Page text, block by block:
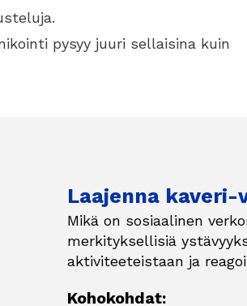
pysyy juuri sellaisina kuin
Laajenna kaveri-
Mikä on sosiaalinen
merkityksellisiä
aktiviteeteistaan ja
Kohokohdat: